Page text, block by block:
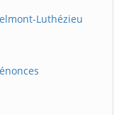
Luthézieu